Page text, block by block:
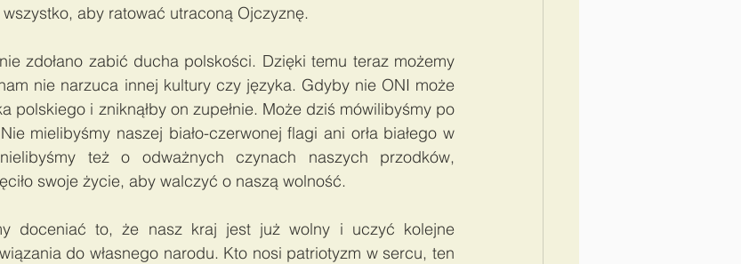
aby ratować utraconą Ojczyznę.
zdołano zabić ducha polskości. Dzięki temu teraz możemy
nie narzuca innej kultury czy języka. Gdyby nie ONI może
polskiego i zniknąłby on zupełnie. Może dziś mówilibyśmy po
mielibyśmy naszej biało-czerwonej flagi ani orła białego w
też o odważnych czynach naszych przodków,
swoje życie, aby walczyć o naszą wolność.
doceniać to, że nasz kraj jest już wolny i uczyć kolejne
do własnego narodu. Kto nosi patriotyzm w sercu, ten